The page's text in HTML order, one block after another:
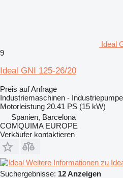
Ideal
9
Ideal GNI 125-26/20
Preis auf Anfrage
Industriemaschinen - Industriepumpe
Motorleistung 20.41 PS (15 kW)
Spanien, Barcelona
COMQUIMA EUROPE
Verkäufer kontaktieren
Weitere Informationen zu
Suchergebnisse: 12 Anzeigen